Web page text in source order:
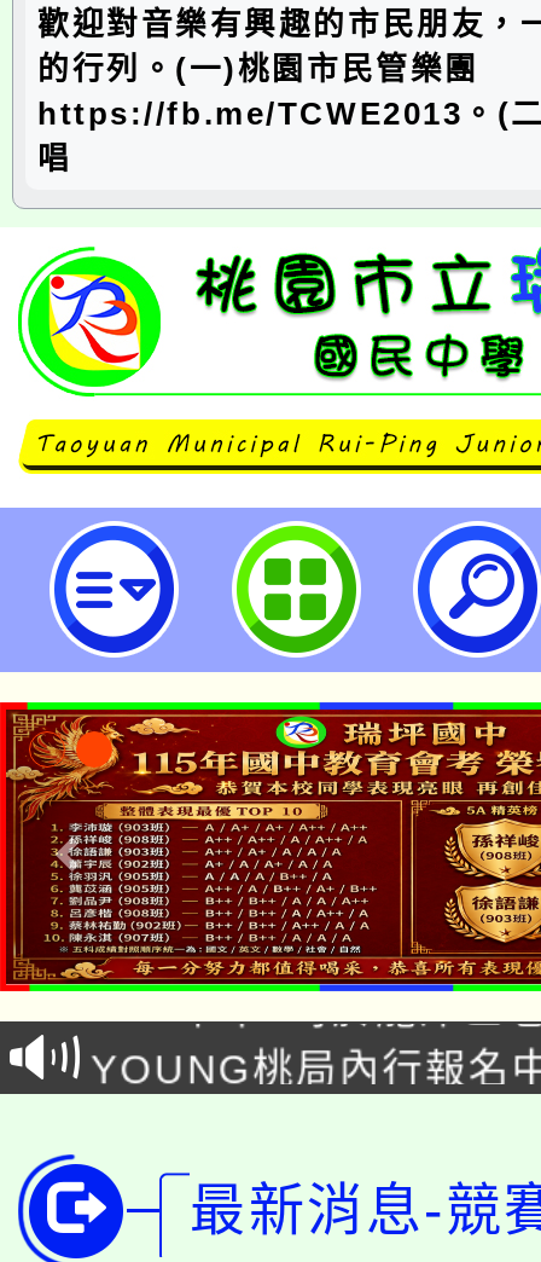
歡迎對音樂有興趣的市民朋友，
的行列。(一)桃園市民管樂團
https://fb.me/TCWE2013。(
唱
主旨：檢送本團承辦活動「桃園市
市民合唱團2025夏季聯合公演《頌
宣及線上索票填寫表單，本活動屬
費索票，敬請惠予協助公告週知並
往聆賞，請 查照。-桃園市立瑞坪
「本色祭」8/29、30在
場熱烈登場!
8/21下午1時於龍潭區
徵才活動。
YOUNG桃局內行報名
開!
115年桃園市運動會8/
田徑場及游泳池舉行。
桃園市低收入戶享有免
最新消息-競